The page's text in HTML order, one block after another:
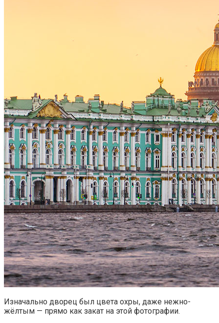
Изначально дворец был цвета охры, даже нежно-
жёлтым — прямо как закат на этой фотографии.